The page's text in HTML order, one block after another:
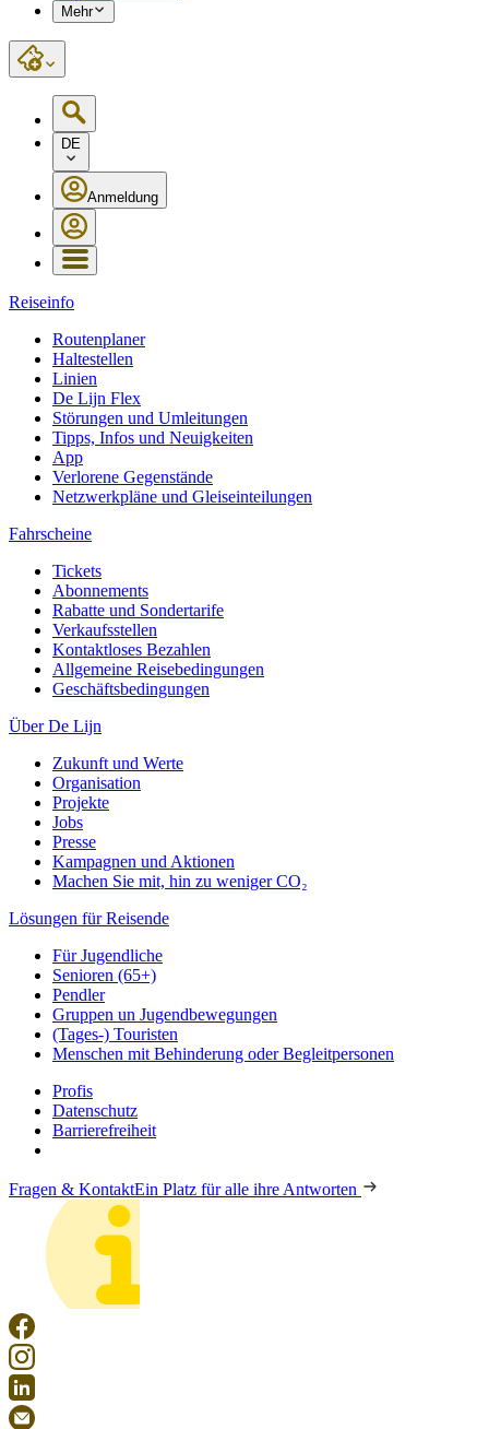
Mehr
DE
Anmeldung
Reiseinfo
Routenplaner
Haltestellen
Linien
De Lijn Flex
Störungen und Umleitungen
Tipps, Infos und Neuigkeiten
App
Verlorene Gegenstände
Netzwerkpläne und Gleiseinteilungen
Fahrscheine
Tickets
Abonnements
Rabatte und Sondertarife
Verkaufsstellen
Kontaktloses Bezahlen
Allgemeine Reisebedingungen
Geschäftsbedingungen
Über De Lijn
Zukunft und Werte
Organisation
Projekte
Jobs
Presse
Kampagnen und Aktionen
Machen Sie mit, hin zu weniger CO₂
Lösungen für Reisende
Für Jugendliche
Senioren (65+)
Pendler
Gruppen un Jugendbewegungen
(Tages-) Touristen
Menschen mit Behinderung oder Begleitpersonen
Profis
Datenschutz
Barrierefreiheit
Fragen & KontaktEin Platz für alle ihre Antworten